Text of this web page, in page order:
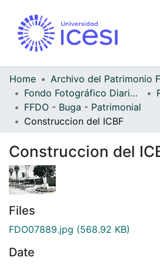
Home
Fondo Fotográfico Diario Occidente
FFDO - Buga - Patrimonial
Construccion del ICBF
Construccion del
Files
FDO07889.jpg (568.92 KB)
Date